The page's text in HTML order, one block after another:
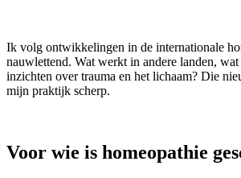
Ik volg ontwikkelingen in de internationale
nauwlettend. Wat werkt in andere landen,
inzichten over trauma en het lichaam? Die
mijn praktijk scherp.
Voor wie is homeopathie